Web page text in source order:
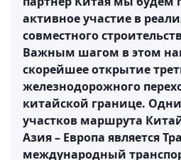
активное участие в
совместного
Важным шагом в этом
скорейшее открытие
железнодорожного
китайской границе.
участков маршрута
Азия – Европа является
международный